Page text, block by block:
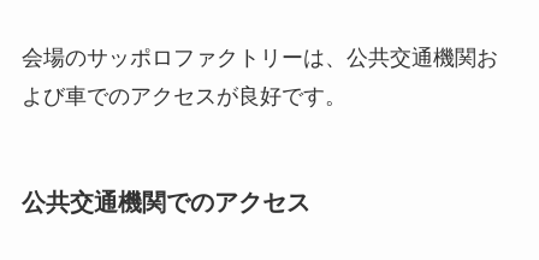
会場のサッポロファクトリーは、公共交通機関お
よび車でのアクセスが良好です。
公共交通機関でのアクセス